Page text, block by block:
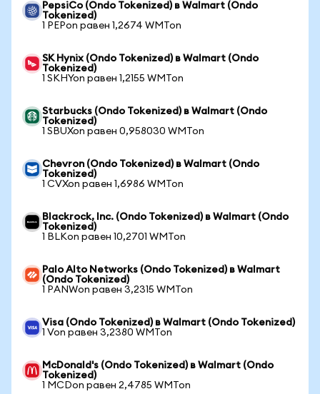
PepsiCo (Ondo Tokenized) в Walmart (Ondo
Tokenized)
1 PEPon равен 1,2674 WMTon
SK Hynix (Ondo Tokenized) в Walmart (Ondo
Tokenized)
1 SKHYon равен 1,2155 WMTon
Starbucks (Ondo Tokenized) в Walmart (Ondo
Tokenized)
1 SBUXon равен 0,958030 WMTon
Chevron (Ondo Tokenized) в Walmart (Ondo
Tokenized)
1 CVXon равен 1,6986 WMTon
Blackrock, Inc. (Ondo Tokenized) в Walmart (Ondo
Tokenized)
1 BLKon равен 10,2701 WMTon
Palo Alto Networks (Ondo Tokenized) в Walmart
(Ondo Tokenized)
1 PANWon равен 3,2315 WMTon
Visa (Ondo Tokenized) в Walmart (Ondo Tokenized)
1 Von равен 3,2380 WMTon
McDonald's (Ondo Tokenized) в Walmart (Ondo
Tokenized)
1 MCDon равен 2,4785 WMTon